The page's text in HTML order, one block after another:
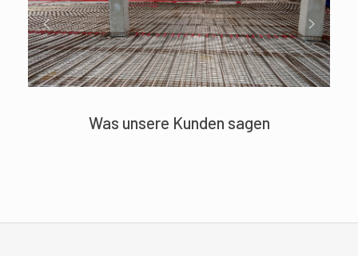
Was unsere Kunden sagen